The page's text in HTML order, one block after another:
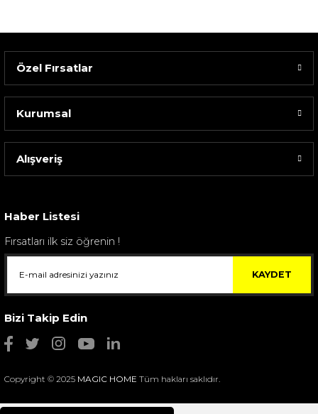
Sarev Elfıda Flanel Nevresim Takımı Çift Kişili...
Özel Fırsatlar
Kurumsal
Alışveriş
Haber Listesi
Fırsatları ilk siz öğrenin !
KAYDET
Bizi Takip Edin
Copyright © 2025 MAGIC HOME Tüm hakları saklıdır.